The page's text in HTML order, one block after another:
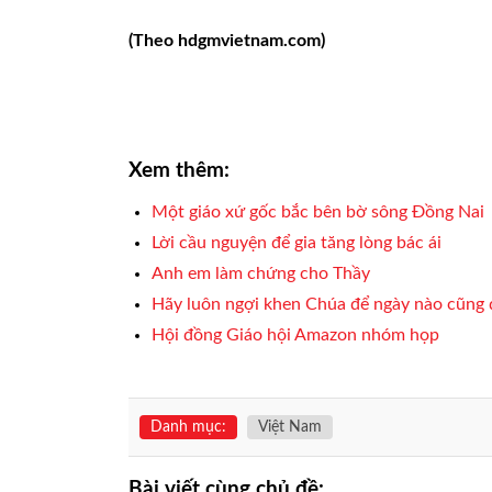
(Theo hdgmvietnam.com)
Xem thêm:
Một giáo xứ gốc bắc bên bờ sông Ðồng Nai
Lời cầu nguyện để gia tăng lòng bác ái
Anh em làm chứng cho Thầy
Hãy luôn ngợi khen Chúa để ngày nào cũng
Hội đồng Giáo hội Amazon nhóm họp
Danh mục: Việt Nam